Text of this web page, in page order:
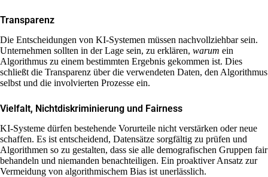
Transparenz
Die Entscheidungen von KI-Systemen müssen nachvollziehbar sein.
Unternehmen sollten in der Lage sein, zu erklären, warum ein
Algorithmus zu einem bestimmten Ergebnis gekommen ist. Dies
schließt die Transparenz über die verwendeten Daten, den Algorithmus
selbst und die involvierten Prozesse ein.
Vielfalt, Nichtdiskriminierung und Fairness
KI-Systeme dürfen bestehende Vorurteile nicht verstärken oder neue
schaffen. Es ist entscheidend, Datensätze sorgfältig zu prüfen und
Algorithmen so zu gestalten, dass sie alle demografischen Gruppen fair
behandeln und niemanden benachteiligen. Ein proaktiver Ansatz zur
Vermeidung von algorithmischem Bias ist unerlässlich.